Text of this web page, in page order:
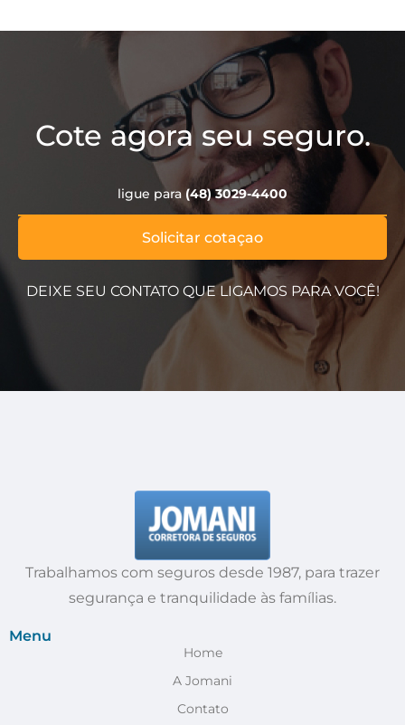
Cote agora seu seguro.
Solicitar cotaçao
ligue para (48) 3029-4400
DEIXE SEU CONTATO QUE LIGAMOS PARA VOCÊ!
Trabalhamos com seguros desde 1987, para trazer
segurança e tranquilidade às famílias.
Menu
Home
A Jomani
Contato